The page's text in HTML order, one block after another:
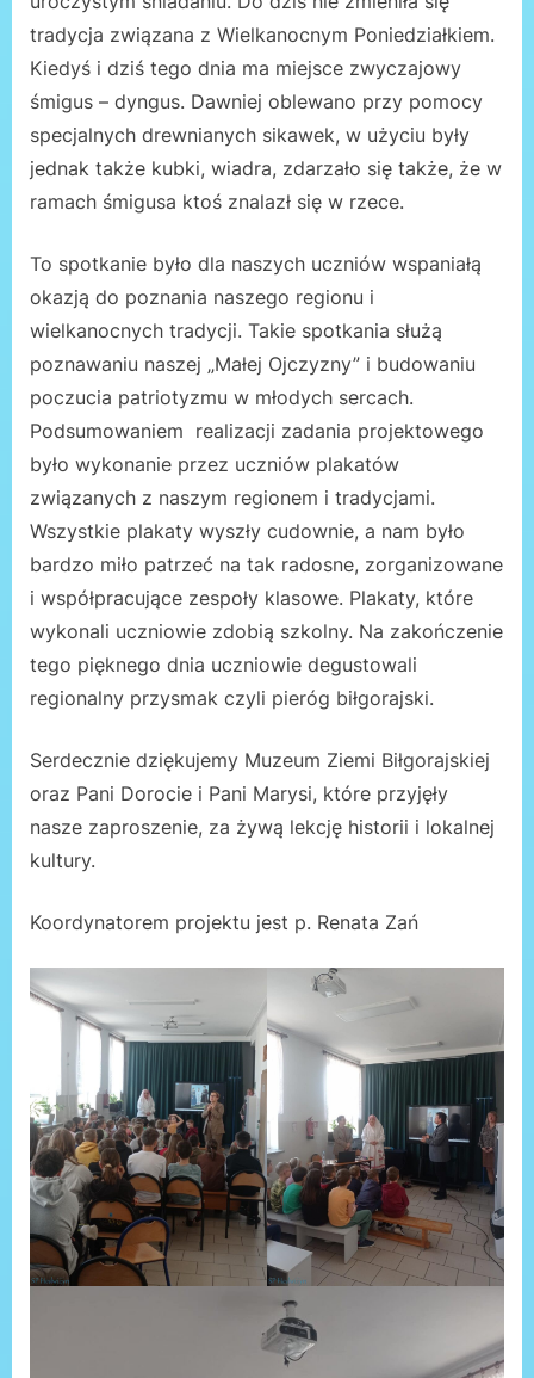
tradycja związana z Wielkanocnym Poniedziałkiem.
Kiedyś i dziś tego dnia ma miejsce zwyczajowy
śmigus – dyngus. Dawniej oblewano przy pomocy
specjalnych drewnianych sikawek, w użyciu były
jednak także kubki, wiadra, zdarzało się także, że w
ramach śmigusa ktoś znalazł się w rzece.
To spotkanie było dla naszych uczniów wspaniałą
okazją do poznania naszego regionu i
wielkanocnych tradycji. Takie spotkania służą
poznawaniu naszej „Małej Ojczyzny” i budowaniu
poczucia patriotyzmu w młodych sercach.
Podsumowaniem realizacji zadania projektowego
było wykonanie przez uczniów plakatów
związanych z naszym regionem i tradycjami.
Wszystkie plakaty wyszły cudownie, a nam było
bardzo miło patrzeć na tak radosne, zorganizowane
i współpracujące zespoły klasowe. Plakaty, które
wykonali uczniowie zdobią szkolny. Na zakończenie
tego pięknego dnia uczniowie degustowali
regionalny przysmak czyli pieróg biłgorajski.
Serdecznie dziękujemy Muzeum Ziemi Biłgorajskiej
oraz Pani Dorocie i Pani Marysi, które przyjęły
nasze zaproszenie, za żywą lekcję historii i lokalnej
kultury.
Koordynatorem projektu jest p. Renata Zań